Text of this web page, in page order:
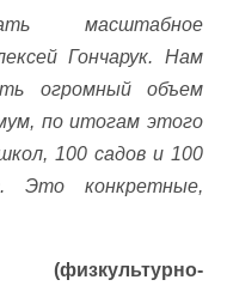
масштабное
Гончарук. Нам
огромный объем
по итогам этого
100 садов и 100
Это конкретные,